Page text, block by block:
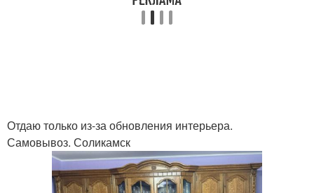
Отдаю только из-за обновления интерьера.
Самовывоз. Соликамск